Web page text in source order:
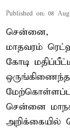
Published on: 08
சென்னை,
மாதவரம்
கோடி
சென்னை
அறிக்கையில்